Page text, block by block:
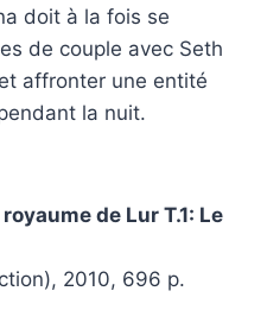
doit à la fois se
de couple avec Seth
affronter une entité
la nuit.
de Lur T.1: Le
2010, 696 p.